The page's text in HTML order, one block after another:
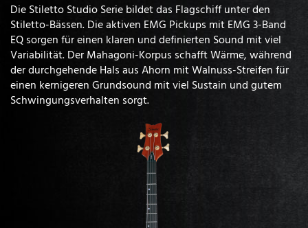
Die Stiletto Studio Serie bildet das Flagschiff unter den
Stiletto-Bässen. Die aktiven EMG Pickups mit EMG 3-Band
EQ sorgen für einen klaren und definierten Sound mit viel
Variabilität. Der Mahagoni-Korpus schafft Wärme, während
der durchgehende Hals aus Ahorn mit Walnuss-Streifen für
einen kernigeren Grundsound mit viel Sustain und gutem
Schwingungsverhalten sorgt.